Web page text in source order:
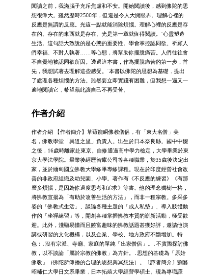
閱讀之前，我滿腦子充斥焦慮和不安。開始閱讀後，感到佛陀的思
想很偉大。雖然歷時2500年，但還是令人大開眼界。理解心裡的
反應是無謂的反應。光這一點就能消除煩惱。理解心裡的反應是存
在的。存在的東西就是存在。光是第一章就值得閱讀。˙心靈塑造
生活。這句話大致說的是心態的重要性。學會掌控認同欲、祈願人
們幸福、不對人執著……等心態，將幫助你擺脫痛苦。人們往往會
不自覺地被認同欲所囚。透過這本書，作為擺脫痛苦的第一步，首
先，我想試著去理解這些感受。˙本書以佛陀的思想為基礎，提出
了處理各種煩惱的方法。雖然要立即實踐有困難，但我想一遍又一
遍地閱讀它，希望藉此讓自己不再受苦。
作者介紹
作者介紹 【作者簡介】草薙龍瞬佛教僧侶，有「東大名僧」美
名，佛教學堂「興道之里」負責人。出生於日本奈良縣。國中中輟
之後，16歲時離家赴東京。自修通過高中學力檢定，大學畢業於東
京大學法學院。畢業後經歷智庫公司等各種職業，於35歲後決定出
家，並於緬甸國立佛教大學修畢專修課程。現在於印度經營社會改
善的非政府組織及幼兒園、小學。著作有《不反應的練習》《有那
麼多煩惱，是因為你過度思考和追求》等書。他的理念獨樹一格，
將佛教宣揚為「有助於改善生活的方法」，而非一種宗教。多采多
姿的「佛教式生活」、談論各種主題的「成人私墊」、導入肢體動
作的「坐禪練習」等，開創各種掌握佛教本質的嶄新活動，極受歡
迎。此外，淺顯易懂而且饒富趣味的佛教話題甚獲好評，邀請他演
講或研習的文化機構，以及企業、學校、地方政府不斷增加。特
色：․沒有宗派、寺廟、家庭的單純「出家僧侶」。․不實際探討佛
教，以不談論「屬於宗教的佛教」為方針。․思想的基礎為「原始
佛教」（佛陀所傳播的合理的思想與冥想法）。〔譯者簡介〕劉滌
昭輔仁大學日文系畢業，日本拓殖大學經營學碩士。現為專職譯